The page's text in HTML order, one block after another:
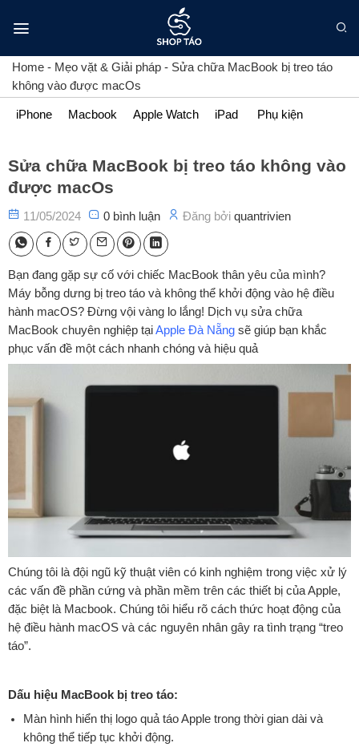
qua
dungHome - Mẹo vặt & Giải pháp - Sửa chữa MacBook bị treo táo
không vào được macOs
iPhone Macbook Apple Watch iPad Phụ kiện
Sửa chữa MacBook bị treo táo không vào
được macOs
11/05/2024 0 bình luận Đăng bởi quantrivien
Bạn đang gặp sự cố với chiếc MacBook thân yêu của mình?
Máy bỗng dưng bị treo táo và không thể khởi động vào hệ điều
hành macOS? Đừng vội vàng lo lắng! Dịch vụ sửa chữa
MacBook chuyên nghiệp tạiApple Đà Nẵngsẽ giúp bạn khắc
phục vấn đề một cách nhanh chóng và hiệu quả
Chúng tôi là đội ngũ kỹ thuật viên có kinh nghiệm trong việc xử lý
các vấn đề phần cứng và phần mềm trên các thiết bị của Apple,
đặc biệt là Macbook. Chúng tôi hiểu rõ cách thức hoạt động của
hệ điều hành macOS và các nguyên nhân gây ra tình trạng “treo
táo”.
Dấu hiệu MacBook bị treo táo:
Màn hình hiển thị logo quả táo Apple trong thời gian dài và
không thể tiếp tục khởi động.